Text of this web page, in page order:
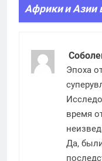
Африки и Азии
Эпоха
время
Да,